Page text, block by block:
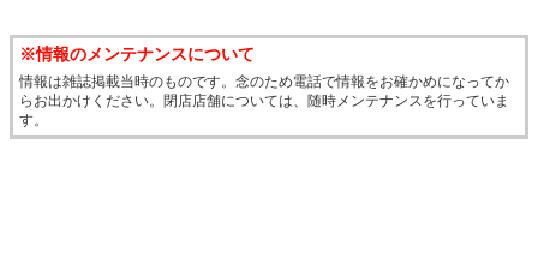
※情報のメンテナンスについて
情報は雑誌掲載当時のものです。念のため電話で情報をお確かめになってか
らお出かけください。閉店店舗については、随時メンテナンスを行っていま
す。